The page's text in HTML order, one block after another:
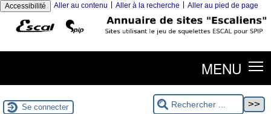
Accessibilité Aller au contenu Aller à la recherche Aller au pied de page
MENU
Se connecter